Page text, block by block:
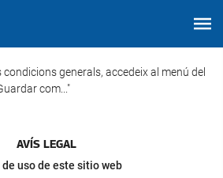
generals, accedeix al menú del
com..."
AVÍS LEGAL
uso de este sitio web